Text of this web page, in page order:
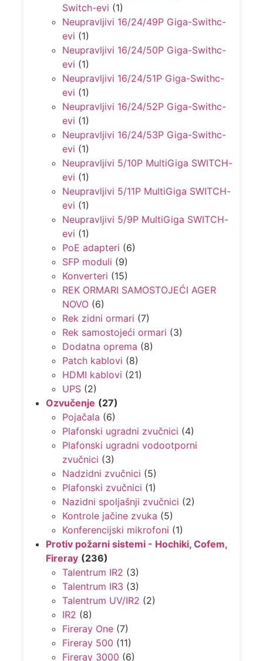
Switch-evi (1)
Neupravljivi 16/24/49P Giga-Swithc-
evi (1)
Neupravljivi 16/24/50P Giga-Swithc-
evi (1)
Neupravljivi 16/24/51P Giga-Swithc-
evi (1)
Neupravljivi 16/24/52P Giga-Swithc-
evi (1)
Neupravljivi 16/24/53P Giga-Swithc-
evi (1)
Neupravljivi 5/10P MultiGiga SWITCH-
evi (1)
Neupravljivi 5/11P MultiGiga SWITCH-
evi (1)
Neupravljivi 5/9P MultiGiga SWITCH-
evi (1)
PoE adapteri (6)
SFP moduli (9)
Konverteri (15)
REK ORMARI SAMOSTOJEĆI AGER
NOVO (6)
Rek zidni ormari (7)
Rek samostojeći ormari (3)
Dodatna oprema (8)
Patch kablovi (8)
HDMI kablovi (21)
UPS (2)
Ozvučenje (27)
Pojačala (6)
Plafonski ugradni zvučnici (4)
Plafonski ugradni vodootporni
zvučnici (3)
Nadzidni zvučnici (5)
Plafonski zvučnici (1)
Nazidni spoljašnji zvučnici (2)
Kontrole jačine zvuka (5)
Konferencijski mikrofoni (1)
Protiv požarni sistemi - Hochiki, Cofem,
Fireray (236)
Talentrum IR2 (3)
Talentrum IR3 (3)
Talentrum UV/IR2 (2)
IR2 (8)
Fireray One (7)
Fireray 500 (11)
Fireray 3000 (6)